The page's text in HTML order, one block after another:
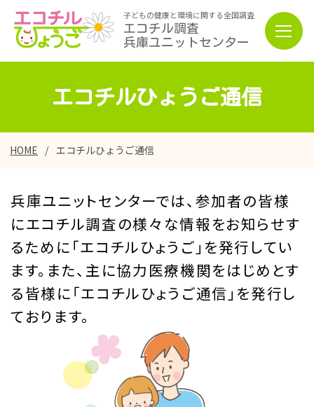
子どもの健康と環境に関する全国調査
エコチル調査
兵庫ユニットセンター
エコチルひょうご通信
HOME エコチルひょうご通信
兵庫ユニットセンターでは、参加者の皆様
にエコチル調査の様々な情報をお知らせす
るために「エコチルひょうご」を発行してい
ます。また、主に協力医療機関をはじめとす
る皆様に「エコチルひょうご通信」を発行し
ております。